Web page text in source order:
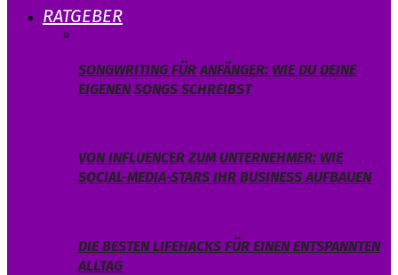
RATGEBER
SONGWRITING FÜR ANFÄNGER: WIE DU DEINE
EIGENEN SONGS SCHREIBST
VON INFLUENCER ZUM UNTERNEHMER: WIE
SOCIAL-MEDIA-STARS IHR BUSINESS AUFBAUEN
DIE BESTEN LIFEHACKS FÜR EINEN ENTSPANNTEN
ALLTAG